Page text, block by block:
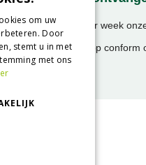
ongeveer 1x per week
slaan uw gegevens op conform
om uw
Door
stemt u in met
met ons